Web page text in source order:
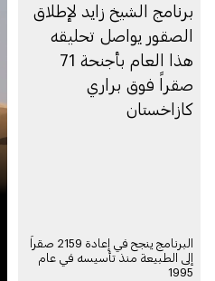
برنامج الشيخ زايد لإطلاق
الصقور يواصل تحليقه
هذا العام بأجنحة 71
صقراً فوق براري
كازاخستان
البرنامج ينجح في إعادة 2159 صقراً
إلى الطبيعة منذ تأسيسه في عام
1995